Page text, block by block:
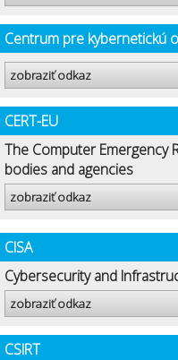
Centrum pre kybernetickú
zobraziť odkaz
CERT-EU
The Computer Emergency
bodies and agencies
zobraziť odkaz
CISA
Cybersecurity and
zobraziť odkaz
CSIRT